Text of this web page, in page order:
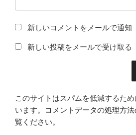
新しいコメントをメールで通知
新しい投稿をメールで受け取る
このサイトはスパムを低減するた
います。
コメントデータの処理方
覧ください。